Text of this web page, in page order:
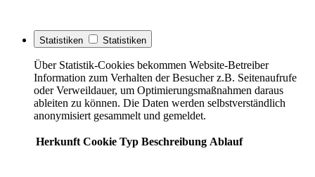
Statistiken Statistiken
Über Statistik-Cookies bekommen Website-Betreiber
Information zum Verhalten der Besucher z.B. Seitenaufrufe
oder Verweildauer, um Optimierungsmaßnahmen daraus
ableiten zu können. Die Daten werden selbstverständlich
anonymisiert gesammelt und gemeldet.
Herkunft Cookie Typ Beschreibung Ablauf